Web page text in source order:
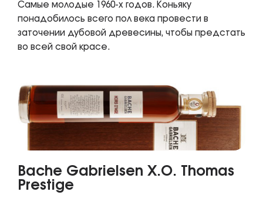
Самые молодые 1960-х годов. Коньяку
понадобилось всего пол века провести в
заточении дубовой древесины, чтобы предстать
во всей свой красе.
Bache Gabrielsen X.O. Thomas
Prestige